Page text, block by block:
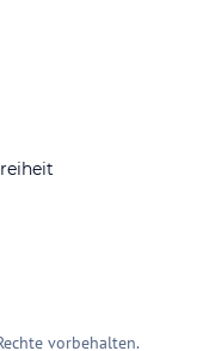
vorbehalten.